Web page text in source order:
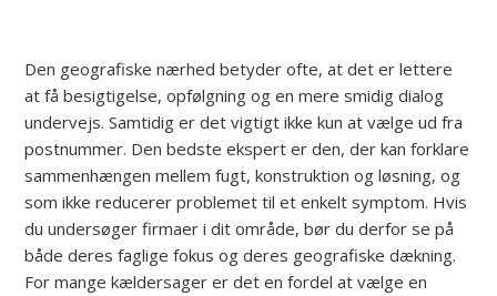
Den geografiske nærhed betyder ofte, at det er lettere
at få besigtigelse, opfølgning og en mere smidig dialog
undervejs. Samtidig er det vigtigt ikke kun at vælge ud fra
postnummer. Den bedste ekspert er den, der kan forklare
sammenhængen mellem fugt, konstruktion og løsning, og
som ikke reducerer problemet til et enkelt symptom. Hvis
du undersøger firmaer i dit område, bør du derfor se på
både deres faglige fokus og deres geografiske dækning.
For mange kældersager er det en fordel at vælge en